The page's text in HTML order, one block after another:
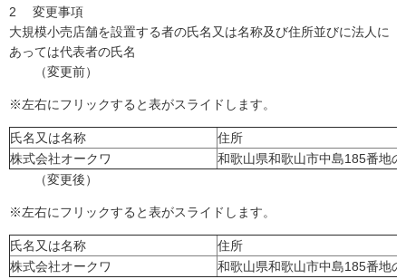
2 変更事項
大規模小売店舗を設置する者の氏名又は名称及び住所並びに法人に
あっては代表者の氏名
（変更前）
※左右にフリックすると表がスライドします。
氏名又は名称
住所
株式会社オークワ
和歌山県和歌山市中島185番地
（変更後）
※左右にフリックすると表がスライドします。
氏名又は名称
住所
株式会社オークワ
和歌山県和歌山市中島185番地